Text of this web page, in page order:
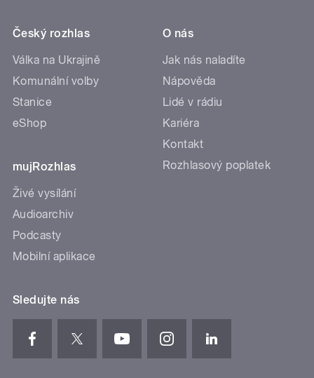
Český rozhlas
Válka na Ukrajině
Komunální volby
Stanice
eShop
mujRozhlas
Živé vysílání
Audioarchiv
Podcasty
Mobilní aplikace
O nás
Jak nás naladíte
Nápověda
Lidé v rádiu
Kariéra
Kontakt
Rozhlasový poplatek
Sledujte nás